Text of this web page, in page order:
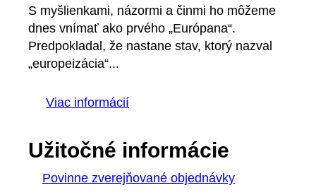
S myšlienkami, názormi a činmi ho môžeme
dnes vnímať ako prvého „Európana“.
Predpokladal, že nastane stav, ktorý nazval
„europeizácia“...
Viac informácií
Užitočné informácie
Povinne zverejňované objednávky